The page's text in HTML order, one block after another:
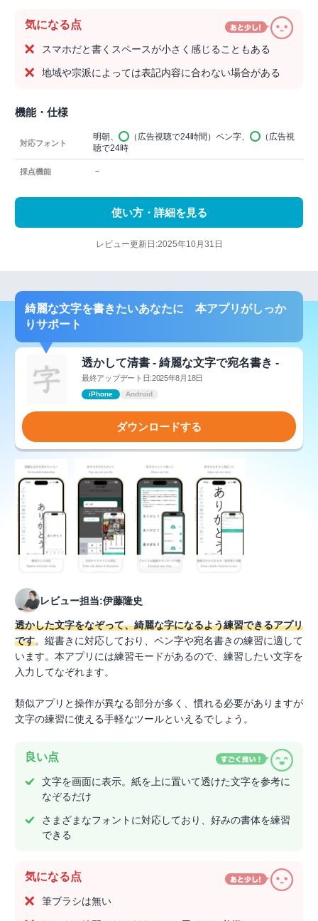
気になる点
スマホだと書くスペースが小さく感じることもある
地域や宗派によっては表記内容に合わない場合がある
機能・仕様
対応フォント
明朝、 （広告視聴で24時間）ペン字、
（広告視
聴で24時
採点機能 －
使い方・詳細を見る
レビュー更新日:2025年10月31日
綺麗な文字を書きたいあなたに 本アプリがしっか
りサポート
透かして清書 - 綺麗な文字で宛名書き -
最終アップデート日:2025年8月18日
iPhone Android
ダウンロードする
レビュー担当:伊藤隆史
透かした文字をなぞって、綺麗な字になるよう練習できるアプリ
です。縦書きに対応しており、ペン字や宛名書きの練習に適して
います。本アプリには練習モードがあるので、練習したい文字を
入力してなぞれます。
類似アプリと操作が異なる部分が多く、慣れる必要がありますが
文字の練習に使える手軽なツールといえるでしょう。
良い点
文字を画面に表示。紙を上に置いて透けた文字を参考に
なぞるだけ
さまざまなフォントに対応しており、好みの書体を練習
できる
気になる点
筆ブラシは無い